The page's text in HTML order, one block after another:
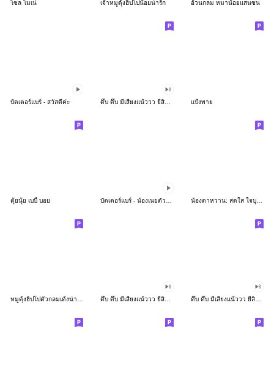
โซล โมเน่ เจ้าหมูดุ้งฮิปโปน้อยน่ารัก อ้วนกลม หมาน้อยแสนซน
บัตเตอร์แบร์ - สวัสดีค่ะ แป้งพาย
ตุ้ยนุ้ย เบบี้ บอย น้องตาหวาน: สดใส ใจบุญ (สีพาสเทล)
หมูดุ้งฮิปโปตัวกลมเด้งน่ารัก ดึ๊บ ดึ๊บ มีเสียงแน้ววว ยี่สิบเจ็ด ดึ๊บ ดึ๊บ มีเสียงแน้ววว ยี่สิบหก